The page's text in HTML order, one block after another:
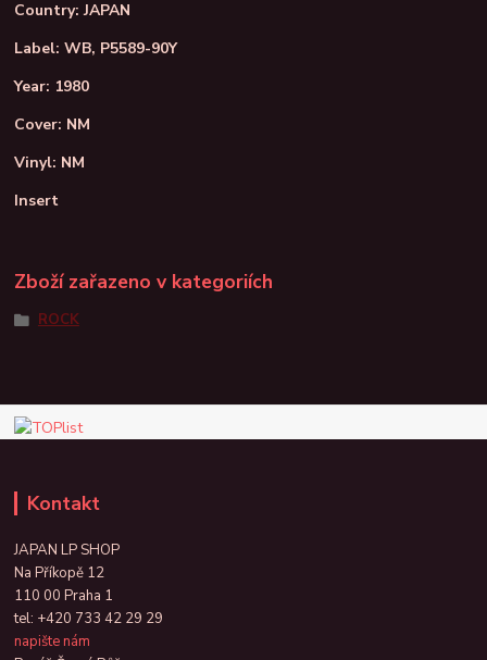
Country: JAPAN
Label: WB, P5589-90Y
Year: 1980
Cover: NM
Vinyl: NM
Insert
Zboží zařazeno v kategoriích
ROCK
Kontakt
JAPAN LP SHOP
Na Příkopě 12
110 00 Praha 1
tel: +420 733 42 29 29
napište nám